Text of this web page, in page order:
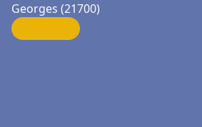
Georges (21700)